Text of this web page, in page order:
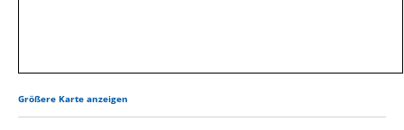
Größere Karte anzeigen